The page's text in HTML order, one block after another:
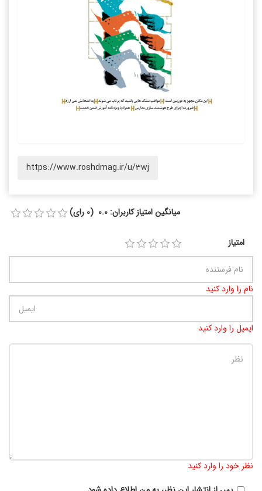
https://www.roshdmag.ir/u/3wj
میانگین امتیاز کاربران: 0.0 (0 رای)
امتیاز
نام را وارد کنید
ایمیل را وارد کنید
نظر خود را وارد کنید